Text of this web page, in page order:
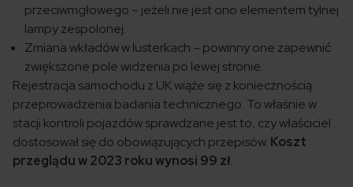
przeciwmgłowego – jeżeli nie jest ono elementem tylnej
lampy zespolonej.
Zmiana wkładów w lusterkach – powinny one zapewnić
zwiększone pole widzenia po lewej stronie.
Rejestracja samochodu z UK wiąże się z koniecznością
przeprowadzenia badania technicznego. To właśnie w
stacji kontroli pojazdów sprawdzane jest to, czy właściciel
dostosował się do obowiązujących przepisów. Koszt
przeglądu w 2023 roku wynosi 99 zł.